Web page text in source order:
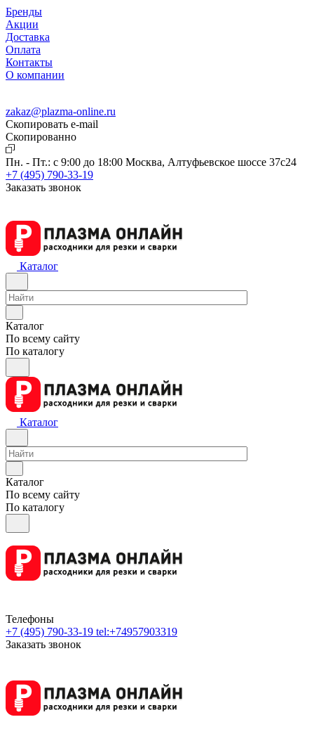
Бренды
Акции
Доставка
Оплата
Контакты
О компании
zakaz@plazma-online.ru
Скопировать e-mail
Cкопированно
Пн. - Пт.: с 9:00 до 18:00 Москва, Алтуфьевское шоссе 37с24
+7 (495) 790-33-19
Заказать звонок
Каталог
Каталог
По всему сайту
По каталогу
Каталог
Каталог
По всему сайту
По каталогу
Телефоны
+7 (495) 790-33-19 tel:+74957903319
Заказать звонок